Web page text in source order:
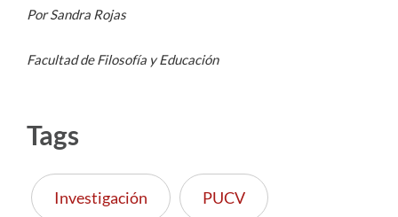
Por Sandra Rojas
Facultad de Filosofía y Educación
Tags
Investigación PUCV